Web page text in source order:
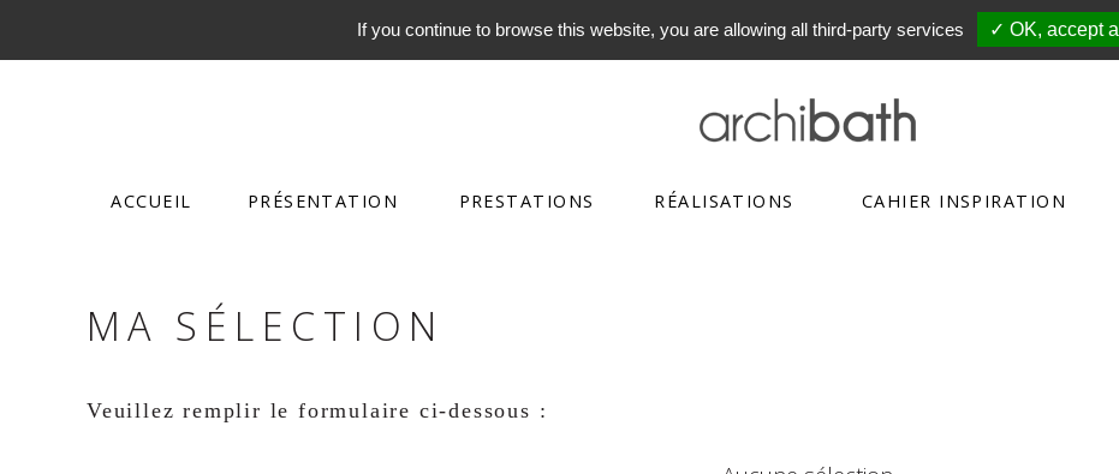
If you continue to browse this website, you are allowing all third-party services ✓ OK, accept all
ACCUEIL PRÉSENTATION PRESTATIONS RÉALISATIONS CAHIER INSPIRATION
MA SÉLECTION
Veuillez remplir le formulaire ci-dessous :